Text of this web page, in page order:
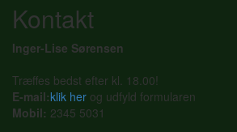
Kontakt
Inger-Lise Sørensen
Træffes bedst efter kl. 18.00!
E-mail:klik her og udfyld formularen
Mobil: 2345 5031